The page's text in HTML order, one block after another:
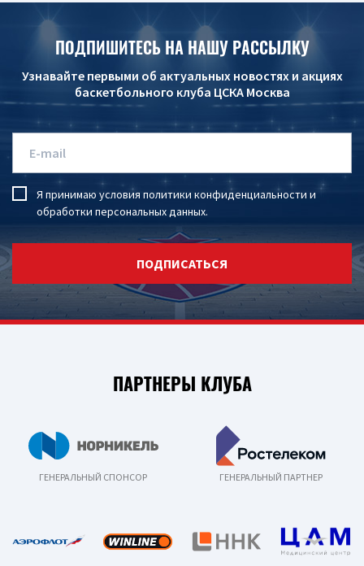
ПОДПИШИТЕСЬ НА НАШУ РАССЫЛКУ
Узнавайте первыми об актуальных новостях и акциях
баскетбольного клуба ЦСКА Москва
Я принимаю условия политики конфиденциальности и
обработки персональных данных.
ПОДПИСАТЬСЯ
ПАРТНЕРЫ КЛУБА
ГЕНЕРАЛЬНЫЙ СПОНСОР ГЕНЕРАЛЬНЫЙ ПАРТНЕР